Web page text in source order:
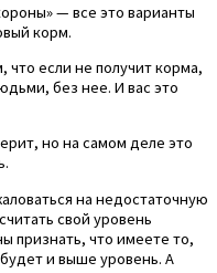
— все это варианты
корм.
что если не получит корма,
без нее. И вас это
но на самом деле это
на недостаточную
свой уровень
признать, что имеете то,
и выше уровень. А